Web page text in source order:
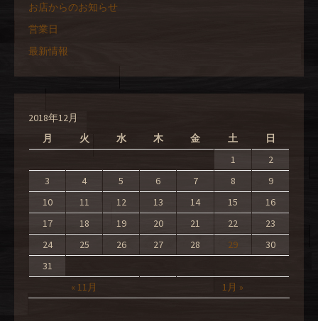
お店からのお知らせ
営業日
最新情報
2018年12月
月
火 水 木 金 土 日
« 11月 1月 »
1
2
3
4 5 6 7 8
9
10
11 12 13 14 15
16
17
18 19 20 21 22
23
24
25 26 27 28 29
30
31